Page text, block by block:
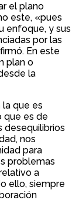
el plano
este, «pues
enfoque, y sus
por las
En este
plan o
la
que es
que es de
desequilibrios
nos
para
problemas
a
ello, siempre